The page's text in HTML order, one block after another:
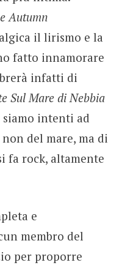
Autumn
il lirismo e la
fatto innamorare
infatti di
Sul Mare di Nebbia
intenti ad
del mare, ma di
fa rock, altamente
e
membro del
per proporre